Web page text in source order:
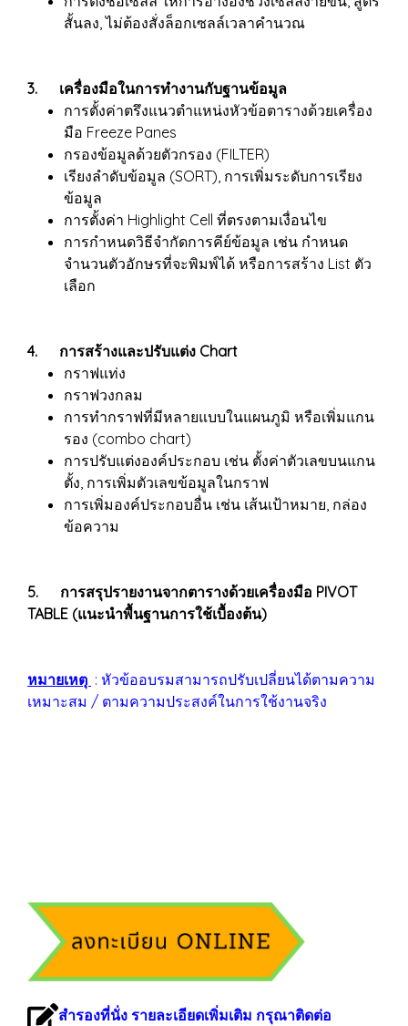
สั้นลง, ไม่ต้องสั่งล็อกเซลล์เวลาคำนวณ
3. เครื่องมือในการทำงานกับฐานข้อมูล
การตั้งค่าตรึงแนวตำแหน่งหัวข้อตารางด้วยเครื่อง
มือ Freeze Panes
กรองข้อมูลด้วยตัวกรอง (FILTER)
เรียงลำดับข้อมูล (SORT), การเพิ่มระดับการเรียง
ข้อมูล
การตั้งค่า Highlight Cell ที่ตรงตามเงื่อนไข
การกำหนดวิธีจำกัดการคีย์ข้อมูล เช่น กำหนด
จำนวนตัวอักษรที่จะพิมพ์ได้ หรือการสร้าง List ตัว
เลือก
4. การสร้างและปรับแต่ง Chart
กราฟแท่ง
กราฟวงกลม
การทำกราฟที่มีหลายแบบในแผนภูมิ หรือเพิ่มแกน
รอง (combo chart)
การปรับแต่งองค์ประกอบ เช่น ตั้งค่าตัวเลขบนแกน
ตั้ง, การเพิ่มตัวเลขข้อมูลในกราฟ
การเพิ่มองค์ประกอบอื่น เช่น เส้นเป้าหมาย, กล่อง
ข้อความ
5. การสรุปรายงานจากตารางด้วยเครื่องมือ PIVOT
TABLE (แนะนำพื้นฐานการใช้เบื้องต้น)
หมายเหตุ : หัวข้ออบรมสามารถปรับเปลี่ยนได้ตามความ
เหมาะสม / ตามความประสงค์ในการใช้งานจริง
สำรองที่นั่ง รายละเอียดเพิ่มเติม กรุณาติดต่อ